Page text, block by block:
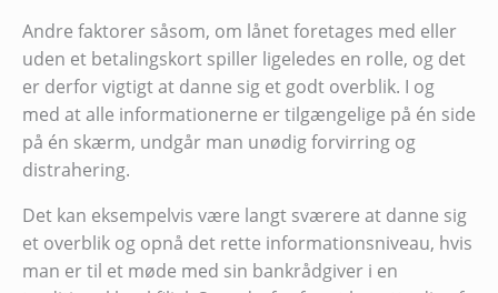
Andre faktorer såsom, om lånet foretages med eller
uden et betalingskort spiller ligeledes en rolle, og det
er derfor vigtigt at danne sig et godt overblik. I og
med at alle informationerne er tilgængelige på én side
på én skærm, undgår man unødig forvirring og
distrahering.
Det kan eksempelvis være langt sværere at danne sig
et overblik og opnå det rette informationsniveau, hvis
man er til et møde med sin bankrådgiver i en